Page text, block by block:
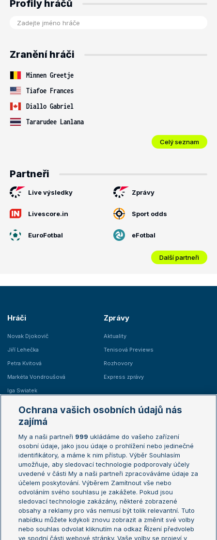
Profily hráčů
Zranění hráči
Minnen Greetje
Tiafoe Frances
Diallo Gabriel
Tararudee Lanlana
Celý seznam
Partneři
Live výsledky Zprávy
Livescore.in Sport odds
EuroFotbal eFotbal
Další partneři
Hráči
Novak Djokovič
Jiří Lehečka
Petra Kvitová
Markéta Vondroušová
Iga Swiatek
Zprávy
Aktuality
Tenisová Previews
Rozhovory
Express zprávy
Žebříčky
Žebříček ATP (muži)
Žebříček WTA (ženy)
Sázkařský žebříček
Australian Open
French Open
Wimbledon
US Open
Turnaj mistrů
Turnaj mistryň
Aktualní trendy
Fotbalové přestupy
Ochrana vašich osobních údajů nás
zajímá
My a naši partneři 999 ukládáme do vašeho zařízení
osobní údaje, jako jsou údaje o prohlížení nebo jedinečné
identifikátory, a máme k nim přístup. Výběr Souhlasím
umožňuje, aby sledovací technologie podporovaly účely
uvedené v části My a naši partneři zpracováváme údaje za
účelem poskytování. Výběrem Zamítnout vše nebo
odvoláním svého souhlasu je zakážete. Pokud jsou
sledovací technologie zakázány, některé zobrazené
obsahy a reklamy pro vás nemusí být tolik relevantní. Tuto
nabídku můžete kdykoli znovu zobrazit a změnit své volby
nebo souhlas odvolat kliknutím na odkaz Řízení předvoleb
ve spodní části webové stránky. Vaše volby se projeví v